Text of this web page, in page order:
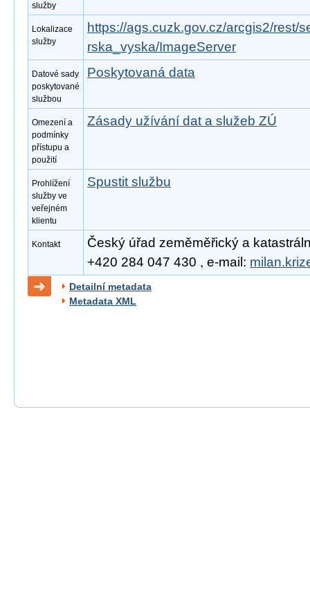
služby
Lokalizace
služby
https://ags.cuzk.gov.cz/arcgis2/rest/
rska_vyska/ImageServer
Datové sady
poskytované
službou
Poskytovaná data
Omezení a
podmínky
přístupu a
použití
Zásady užívání dat a služeb ZÚ
Prohlížení
služby ve
veřejném
klientu
Spustit službu
Kontakt
Český úřad zeměměřický a
+420 284 047 430 , e-mail:
Detailní metadata
Metadata XML